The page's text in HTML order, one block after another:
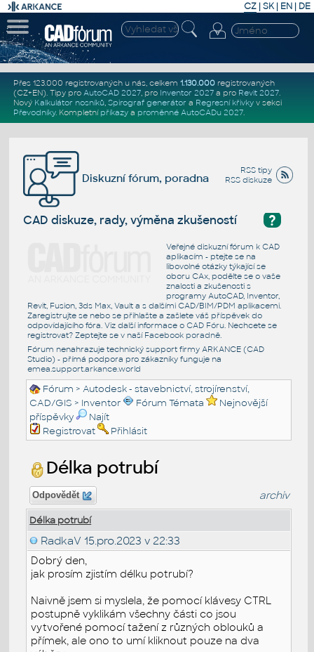
CZ | SK| EN | DE
Přes 123.000 registrovaných u nás, celkem 1.130.000registrovaných
(CZ+EN). Tipy pro AutoCAD 2027, pro Inventor 2027a pro Revit 2027.
Nový Kalkulátor nosníků, Spirograf generátor a Regresní křivkyv sekci
Převodníky. Kompletní příkazya proměnné AutoCADu 2027.
RSS tipy
RSS diskuze
Diskuzní fórum, poradna
?
CAD diskuze, rady, výměna zkušeností
Veřejné diskuzní fórum k CAD
aplikacím - ptejte se na
libovolné otázky týkající se
oboru CAx, podělte se o vaše
znalosti a zkušenosti s
programy AutoCAD, Inventor,
Revit, Fusion, 3ds Max, Vault a s dalšími CAD/BIM/PDM aplikacemi.
Zaregistrujte se nebo se přihlašte a zašlete váš příspěvek do
odpovídajícího fóra. Viz další informace o CAD Fóru. Nechcete se
registrovat? Zeptejte se v naší Facebook poradně.
Fórum nenahrazuje technický support firmy ARKANCE (CAD
Studio) - přímá podpora pro zákazníky funguje na
emea.support.arkance.world
Fórum >Autodesk - stavebnictví, strojírenství,
CAD/GIS > Inventor Fórum Témata
Nejnovější
příspěvky
Najít
Registrovat
Přihlásit
Délka potrubí
Odpovědět archiv
Délka potrubí
RadkaV 15.pro.2023 v 22:33
Dobrý den,
jak prosím zjistím délku potrubí?
Naivně jsem si myslela, že pomocí klávesy CTRL
postupně vyklikám všechny části co jsou
vytvořené pomocí tažení z různých oblouků a
přímek, ale ono to umí kliknout pouze na dva